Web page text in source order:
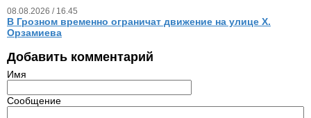
08.08.2026 / 16.45
В Грозном временно ограничат движение на улице Х.
Орзамиева
Добавить комментарий
Имя
Сообщение